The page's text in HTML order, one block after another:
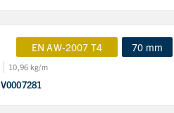
EN AW-2007 T4 70 mm
10,96 kg/m
V0007281